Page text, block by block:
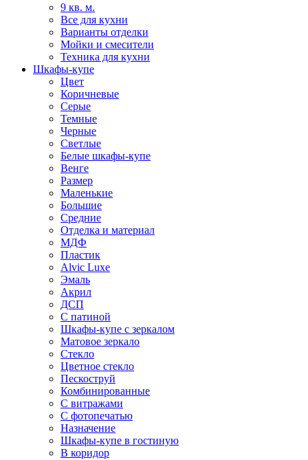
9 кв. м.
Все для кухни
Варианты отделки
Мойки и смесители
Техника для кухни
Шкафы-купе
Цвет
Коричневые
Серые
Темные
Черные
Светлые
Белые шкафы-купе
Венге
Размер
Маленькие
Большие
Средние
Отделка и материал
МДФ
Пластик
Alvic Luxe
Эмаль
Акрил
ДСП
С патиной
Шкафы-купе с зеркалом
Матовое зеркало
Стекло
Цветное стекло
Пескоструй
Комбинированные
С витражами
С фотопечатью
Назначение
Шкафы-купе в гостиную
В коридор